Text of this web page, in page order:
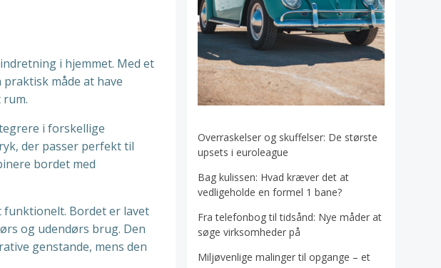
i hjemmet. Med et
måde at have
i forskellige
der passer perfekt til
bordet med
funktionelt. Bordet er lavet
og udendørs brug. Den
genstande, mens den
Overraskelser og skuffelser: De største
upsets i euroleague
Bag kulissen: Hvad kræver det at
vedligeholde en formel 1 bane?
Fra telefonbog til tidsånd: Nye måder at
søge virksomheder på
Miljøvenlige malinger til opgange – et